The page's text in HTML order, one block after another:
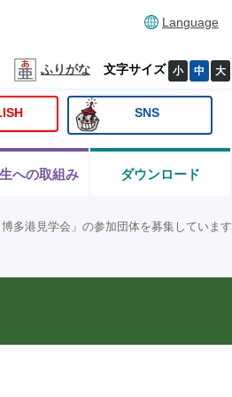
Language
ふりがな 文字サイズ 小 中 大
SNS
への取組み ダウンロード
博多港見学会」の参加団体を募集しています